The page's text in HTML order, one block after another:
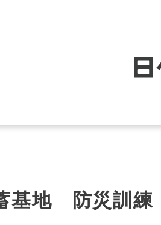
基地 防災訓